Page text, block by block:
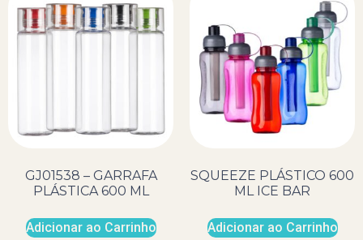
GJ01538 – GARRAFA
PLÁSTICA 600 ML
Adicionar ao Carrinho
SQUEEZE PLÁSTICO 600
ML ICE BAR
Adicionar ao Carrinho